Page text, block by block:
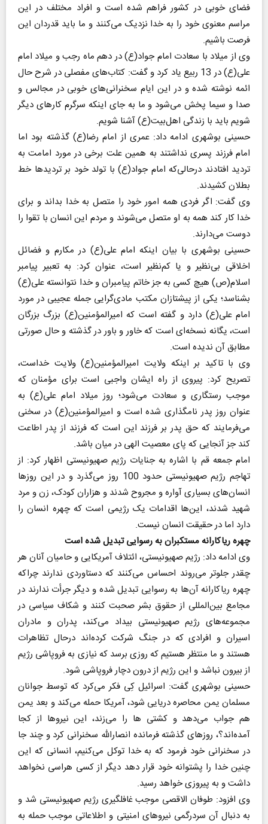
فضای خوبی در کشور فراهم شده است و افراد مختلف در این
مراسم معنوی خود را به خدا نزدیک می‌کنند و ما باید قدردان این
فرصت باشیم.
وی از میلاد با سعادت امام جواد(ع) در دهم ماه رجب و میلاد امام
علی(ع) در 13 ربیع یاد کرد و گفت: کتاب‌های مفصلی در شرح حال
ائمه نوشته شده و در این ایام سخنرانی‌های خوبی در مجالس و
صدا و سیما پخش می‌شود و ما به جای اینکه سرگرم کارهای دیگر
شویم باید با زندگی اهل‌بیت(ع) آشنا شویم.
حسینی بوشهری ادامه داد: عمری از امام رضا(ع) گذشته بود اما
امام فرزند پسری نداشتند به همین علت برخی در مورد امامت به
تردید افتادند درحالی‌که امام جواد(ع) با تولد خود بر تردیدها خط
بطلان کشیدند.
وی گفت: اگر فردی همه امور خود را متصل به خدا بداند و برای
خدا کار کند همه به او متصل می‌شوند و مردم این انسان با تقوا را
دوست می‌دارند.
حسینی بوشهری با بیان اینکه امام علی(ع) در مکارم و فضائل
اخلاقی بی‌نظیر و یا کم‌نظیر است، عنوان کرد: به تعبیر پیامبر
اسلام(ص) هیچ کسی به جز خاتم پیامبران و خدا نتوانسته علی(ع)
بشناسد؛ یکی از پیشتازان مکتب مادی‌گرایی جمله عجیبی در مورد
امام علی(ع) دارد و گفته است که امیرالمؤمنین(ع) بزرگ بزرگان
است، یگانه نسخه‌ای است که خاور و باور در گذشته و حال صورتی
مطابق آن ندیده است.
وی با تاکید بر اینکه ولایت امیرالمؤمنین(ع) ولایت خداست،
تصریح کرد: پیروی از راه ایشان واجبی است برای مؤمنان که
موجب رستگاری و سعادت می‌شود؛ روز میلاد امام علی(ع) به
عنوان روز پدر نامگذاری شده است و امیرالمؤمنین(ع) در سخنی
می‌فرمایند که حق پدر بر فرزند این است که فرزند از پدر اطاعت
کند جز آنجایی که پای معصیت الهی در میان باشد.
امام جمعه قم با اشاره به جنایات رژیم صهیونیستی اظهار کرد: از
تهاجم رژیم صهیونیستی حدود 100 روز می‌گذرد و در این روزها
انسان‌های بسیاری آواره و مجروح شدند و هزاران کودک، زن و مرد
شهید شدند، این‌ها اقدامات یک رژیمی است که چهره انسان را
دارد اما در حقیقت انسان نیست.
چهره ریاکارانه مستکبران به رسوایی تبدیل شده است
وی ادامه داد: رژیم صهیونیستی، ائتلاف آمریکایی و حامیان آنان هر
چقدر جلوتر می‌روند احساس می‌کنند که دستاوردی ندارند چراکه
چهره ریاکارانه آن‌ها به رسوایی تبدیل شده و دیگر جرأت ندارند در
مجامع بین‌المللی از حقوق بشر صحبت کنند و شکاف سیاسی در
مجموعه‌های رژیم صهیونیستی بیداد می‌کند، پدران و مادران
اسیران و افرادی که در جنگ شرکت کرده‌اند درحال تظاهرات
هستند و ما منتظر هستیم که روزی برسد که نیازی به فروپاشی رژیم
از بیرون نباشد و این رژیم از درون دچار فروپاشی شود.
حسینی بوشهری گفت: اسرائیل کِی فکر می‌کرد که توسط جوانان
مسلمان یمن محاصره دریایی شود، آمریکا حمله می‌کند و بعد یمن
هم جواب می‌دهد و کشتی ها را می‌زند، این نیروها از کجا
آمده‌اند؟، روزهای گذشته فرمانده انصارالله سخنرانی کرد و چند جا
در سخنرانی خود فرمود که به خدا توکل می‌کنیم، انسانی که این
چنین خدا را پشتوانه خود قرار دهد دیگر از کسی هراسی نخواهد
داشت و به پیروزی خواهد رسید.
وی افزود: طوفان الاقصی موجب غافلگیری رژیم صهیونیستی شد و
به دنبال آن سردرگمی نیروهای امنیتی و اطلاعاتی موجب حمله به